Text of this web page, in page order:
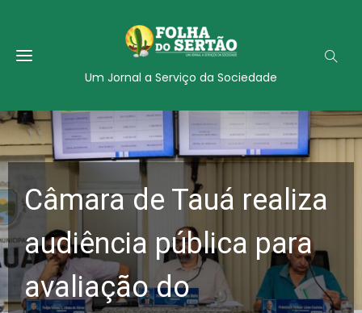
Um Jornal a Serviço da Sociedade
Câmara de Tauá realiza
audiência pública para
avaliação do